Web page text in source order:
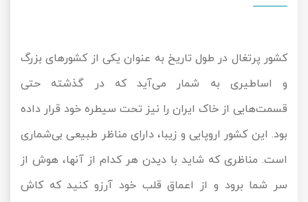
کشور پرتغال در طول تاریخ به عنوان یکی از کشورهای بزرگ
و اساطیری به شمار می‌آید که در گذشته حتی
قسمت‌هایی از خاک ایران را نیز تحت سیطره خود قرار داده
بود. این کشور اروپایی و زیبا، دارای مناظر طبیعی بی‌شماری
است. مناظری که شاید با دیدن هر کدام از آنها، هوش از
سر شما برود و از اعماق قلب خود آرزو کنید که کاش